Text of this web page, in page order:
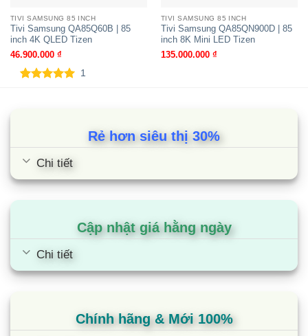
Tivi Samsung QA98QN90F | 98 inch
TIVI SAMSUNG 85 INCH
Tivi Samsung QA85Q60B | 85
inch 4K QLED Tizen
46.900.000 ₫
1
TIVI SAMSUNG 85 INCH
Tivi Samsung QA85QN900D | 85
inch 8K Mini LED Tizen
135.000.000 ₫
Rẻ hơn siêu thị 30%
Chi tiết
Cập nhật giá hằng ngày
Chi tiết
Chính hãng & Mới 100%